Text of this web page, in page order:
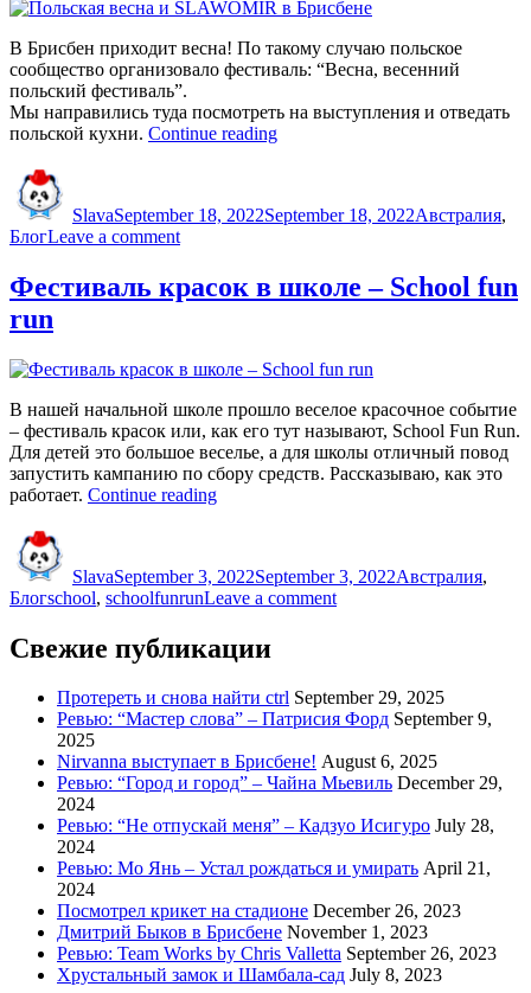
В Брисбен приходит весна! По такому случаю польское
сообщество организовало фестиваль: “Весна, весенний
польский фестиваль”.
Мы направились туда посмотреть на выступления и отведать
польской кухни. Continue reading“Польская
в
SlavaSeptember 18, 2022September 18, 2022Австралия,
БлогLeave a commenton
и
Брисбене
Фестиваль красок в школе – School fun
run
В нашей начальной школе прошло веселое красочное событие
– фестиваль красок или, как его тут называют, School Fun Run.
Для детей это большое веселье, а для школы отличный повод
запустить кампанию по сбору средств. Рассказываю, как это
работает. Continue reading“Фестиваль
–
School
run”
SlavaSeptember 3, 2022September 3, 2022Австралия,
БлогTags
school, schoolfunrunLeave a commenton
–
School
run
Свежие публикации
Протереть и снова найти ctrl September 29, 2025
Ревью: “Мастер слова” – Патрисия Форд September 9,
2025
Nirvanna выступает в Брисбене! August 6, 2025
Ревью: “Город и город” – Чайна Мьевиль December 29,
2024
Ревью: “Не отпускай меня” – Кадзуо Исигуро July 28,
2024
Ревью: Мо Янь – Устал рождаться и умирать April 21,
2024
Посмотрел крикет на стадионе December 26, 2023
Дмитрий Быков в Брисбене November 1, 2023
Ревью: Team Works by Chris Valletta September 26, 2023
Хрустальный замок и Шамбала-сад July 8, 2023